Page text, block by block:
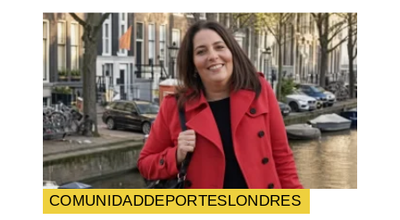
Your Name
Your E-mail*
Guarda mi nombre, correo electrónico y
web en este navegador para la próxima
vez que comente.
COMUNIDADDEPORTES LONDRES